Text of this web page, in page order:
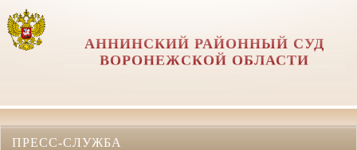
АННИНСКИЙ РАЙОННЫЙ СУД
ВОРОНЕЖСКОЙ ОБЛАСТИ
ПРЕСС-СЛУЖБА